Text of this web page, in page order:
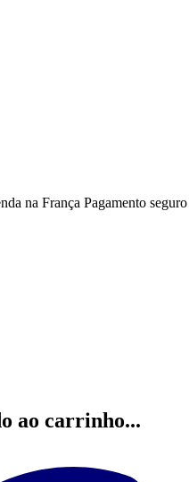
na França Pagamento seguro
ao carrinho...